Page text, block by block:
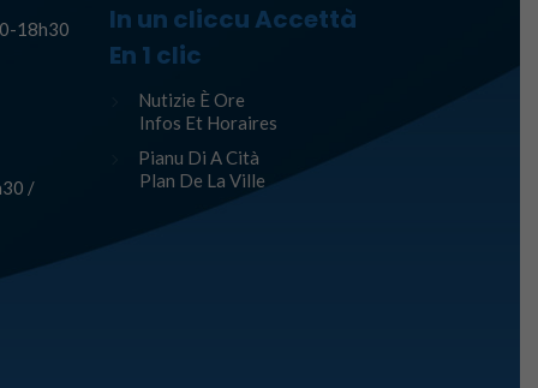
18h30
/
In un cliccu Accettà
En 1 clic
Nutizie È Ore
Infos Et Horaires
Pianu Di A Cità
Plan De La Ville